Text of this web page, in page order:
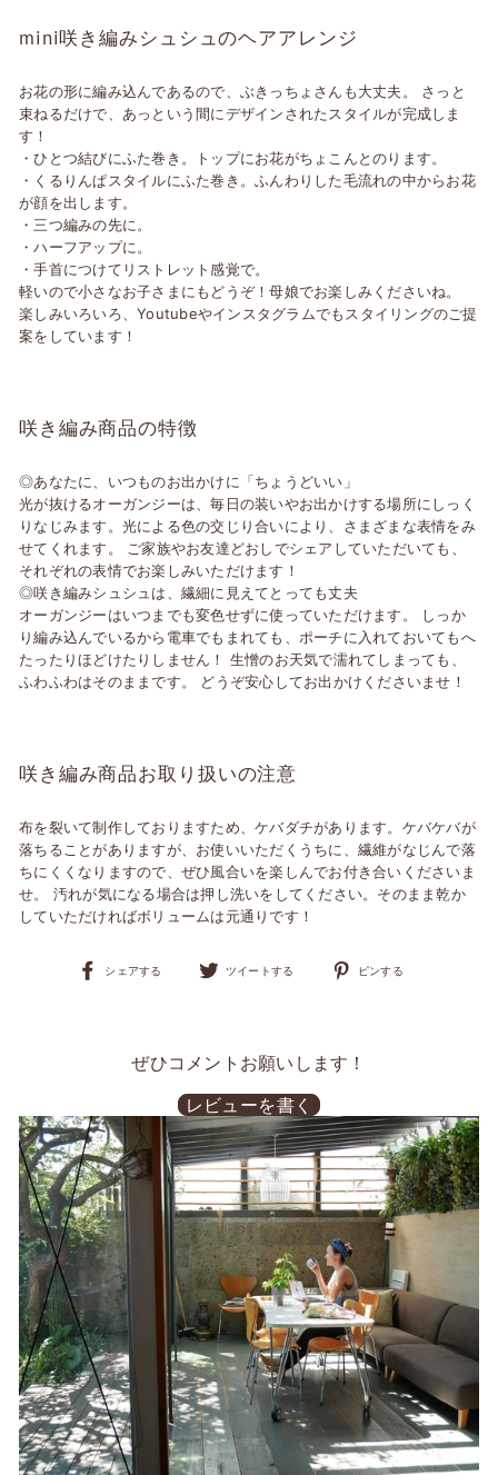
mini咲き編みシュシュのヘアアレンジ
お花の形に編み込んであるので、ぶきっちょさんも大丈夫。 さっと
束ねるだけで、あっという間にデザインされたスタイルが完成しま
す！
・ひとつ結びにふた巻き。トップにお花がちょこんとのります。
・くるりんぱスタイルにふた巻き。ふんわりした毛流れの中からお花
が顔を出します。
・三つ編みの先に。
・ハーフアップに。
・手首につけてリストレット感覚で。
軽いので小さなお子さまにもどうぞ！母娘でお楽しみくださいね。
楽しみいろいろ、Youtubeやインスタグラムでもスタイリングのご提
案をしています！
咲き編み商品の特徴
◎あなたに、いつものお出かけに「ちょうどいい」
光が抜けるオーガンジーは、毎日の装いやお出かけする場所にしっく
りなじみます。光による色の交じり合いにより、さまざまな表情をみ
せてくれます。 ご家族やお友達どおしでシェアしていただいても、
それぞれの表情でお楽しみいただけます！
◎咲き編みシュシュは、繊細に見えてとっても丈夫
オーガンジーはいつまでも変色せずに使っていただけます。 しっか
り編み込んでいるから電車でもまれても、ポーチに入れておいてもへ
たったりほどけたりしません！ 生憎のお天気で濡れてしまっても、
ふわふわはそのままです。 どうぞ安心してお出かけくださいませ！
咲き編み商品お取り扱いの注意
布を裂いて制作しておりますため、ケバダチがあります。ケバケバが
落ちることがありますが、お使いいただくうちに、繊維がなじんで落
ちにくくなりますので、ぜひ風合いを楽しんでお付き合いくださいま
せ。 汚れが気になる場合は押し洗いをしてください。そのまま乾か
していただければボリュームは元通りです！
シェアする
Facebook
す
ツイートする
Twitter
ト
す
る
ピンする
ぜひコメントお願いします！
レビューを書く